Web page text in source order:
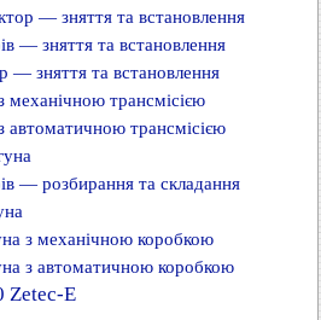
— зняття та встановлення
— зняття та встановлення
— зняття та встановлення
механічною трансмісією
автоматичною трансмісією
— розбирання та складання
з механічною коробкою
з автоматичною коробкою
Zetec-E